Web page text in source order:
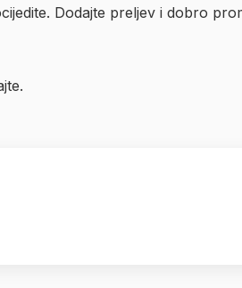
Dodajte preljev i dobro